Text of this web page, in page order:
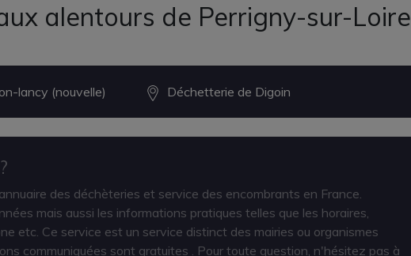
alentours de Perrigny-sur-Loire
lancy (nouvelle) Déchetterie de Digoin
des déchèteries et service des encombrants en France.
mais aussi les informations pratiques telles que les horaires,
etc. Ce service est un service distinct des mairies ou organismes
communiquées sont gratuites . Pour toute question, n'hésitez pas à